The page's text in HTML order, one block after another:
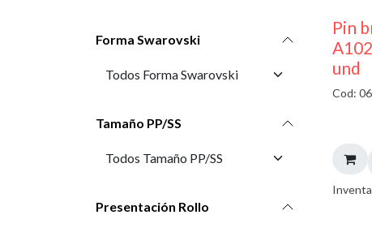
Forma Swarovski
Tamaño PP/SS
Presentación Rollo
Pin
und
Cod: